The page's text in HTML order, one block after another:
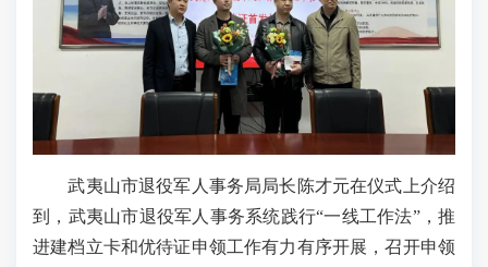
武夷山市退役军人事务局局长陈才元在仪式上介绍
到，武夷山市退役军人事务系统践行“一线工作法”，推
进建档立卡和优待证申领工作有力有序开展，召开申领